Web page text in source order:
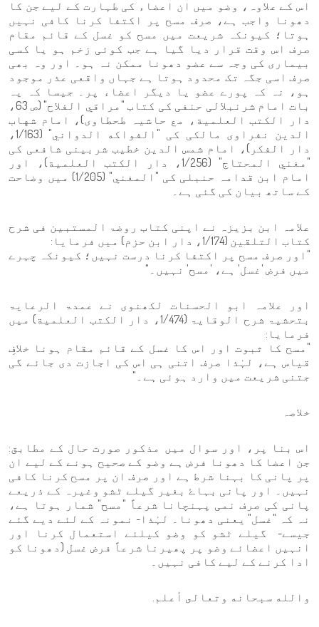
اس کے علاوہ، وضو میں ان اعضاء کی طہارت کے لیے جن کا
دھونا واجب ہے، صرف مسح پر اکتفا کرنا کافی نہیں
ہوتا؛ کیونکہ شریعت میں مسح کو غسل کے قائم مقام
صرف اس وقت قرار دیا گیا ہے جب کوئی زخم ہو یا کسی
بیماری کی وجہ سے عضو دھونا ممکن نہ ہو۔ اور وہ بھی
صرف اسی جگہ تک محدود ہوتا ہے جہاں واقعی عذر موجود
ہو، نہ کہ پورے عضو یا دیگر اعضاء پر۔ جیسا کہ یہ
بات امام شرنبلالی حنفی کی کتاب "مراقي الفلاح" (ص 63،
دار الكتب العلمية، مع حاشیہ طحطاوی)، امام شهاب
الدین نفراوی مالکی کی "الفواكه الدواني" (1/163،
دار الفكر)، امام شمس الدین خطیب شربینی شافعی کی
"مغني المحتاج" (1/256، دار الكتب العلمية)، اور
امام ابن قدامہ حنبلی کی "المغني" (1/205) میں وضاحت
کے ساتھ بیان کی گئی ہے۔
علامہ ابن بزیزہ نے اپنی کتاب روضۃ المستبین فی شرح
کتاب التلقین (1/174، دار ابن حزم) میں فرمایا:
"اور صرف مسح پر اکتفا کرنا درست نہیں؛ کیونکہ چہرے
میں فرض 'غسل' ہے، 'مسح' نہیں۔"
اور علامہ ابو الحسنات لکھنوی نے عمدۃ الرعایۃ
بتحشیۃ شرح الوقایۃ (1/474، دار الكتب العلمية) میں
فرمایا:
"مسح کا ثبوت اور اس کا غسل کے قائم مقام ہونا خلافِ
قیاس ہے، لہٰذا صرف اتنی ہی اس کی اجازت دی جائے گی
جتنی شریعت میں وارد ہوئی ہے۔"
خلاصہ
اس بنا پر، اور سوال میں مذکور صورت حال کے مطابق:
جن اعضا کا دھونا فرض ہے وضو کے صحیح ہونے کے لیے ان
پر پانی کا بہنا شرط ہے اور صرف ان پر مسح کرنا کافی
نہیں۔ اور پانی بہاۓ بغیر گیلے ٹشو وغیرہ کے ذریعے
پانی کی صرف نمی پہنچانا شرعاً "مسح" شمار ہوتا ہے،
نہ کہ "غسل" یعنی دھونا۔ لہٰذا- نمونہ کے لئے دیے گئے
جیسے- گیلے ٹشو کو وضو کیلئے استعمال کرنا اور
انہیں اعضائے وضو پر پھیرنا شرعاً فرض غسل (دھونا کو
ادا کرنے کے لیے کافی نہیں۔
والله سبحانه وتعالى أعلم.